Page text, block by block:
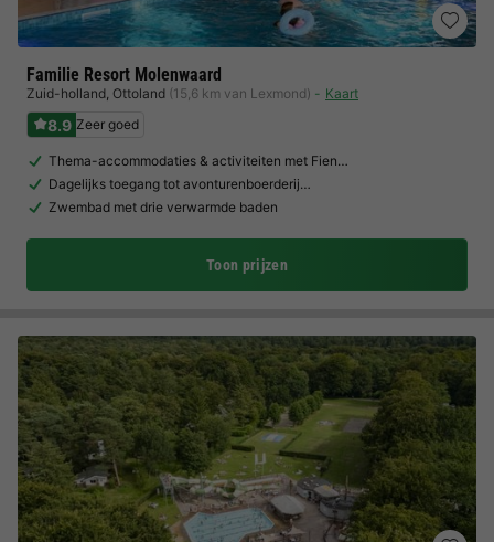
Familie Resort Molenwaard
Zuid-holland, Ottoland (15,6 km van Lexmond) Kaart
8.9 Zeer goed
Thema-accommodaties & activiteiten met Fien…
Dagelijks toegang tot avonturenboerderij…
Zwembad met drie verwarmde baden
Toon prijzen